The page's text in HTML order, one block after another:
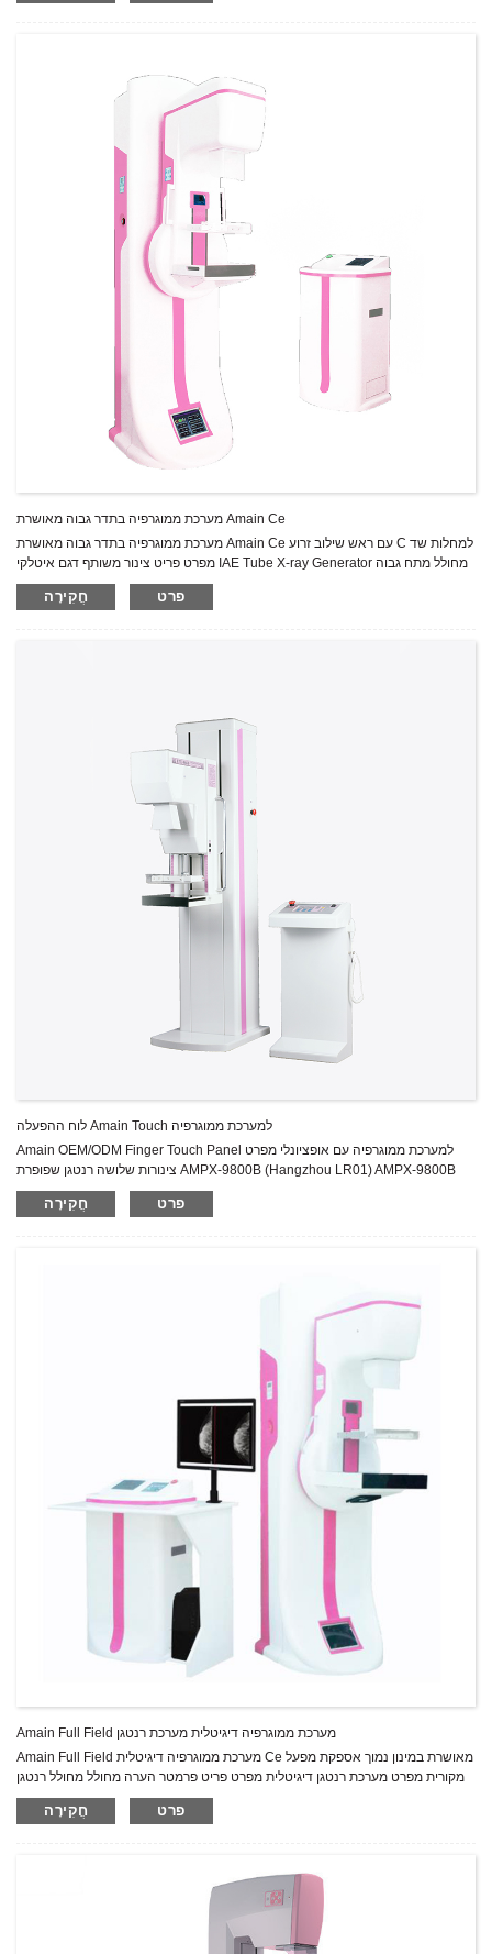
מערכת ממוגרפיה בתדר גבוה מאושרת Amain Ce
מערכת ממוגרפיה בתדר גבוה מאושרת Amain Ce עם ראש שילוב זרוע C למחלות שד
מפרט פריט צינור משותף דגם איטלקי IAE Tube X-ray Generator מחולל מתח גבוה
במצב מוצק שלם.סוג גנרטור: מהפך בתדר גבוה 80kHz הספק כניסה: חד פאזי
חֲקִירָה פרט
לוח ההפעלה Amain Touch למערכת ממוגרפיה
Amain OEM/ODM Finger Touch Panel למערכת ממוגרפיה עם אופציונלי מפרט
צינורות שלושה רנטגן שפופרת AMPX-9800B (Hangzhou LR01) AMPX-9800B
(שפופרת IAE C339V) דירוג פלט מחולל רנטגן 2kW 2kW הספק כניסה חד פאזי
חֲקִירָה פרט
Amain Full Field מערכת ממוגרפיה דיגיטלית מערכת רנטגן
Amain Full Field מערכת ממוגרפיה דיגיטלית Ce מאושרת במינון נמוך אספקת מפעל
מקורית מפרט מערכת רנטגן דיגיטלית מפרט פריט פרמטר הערה מחולל מחולל רנטגן
סוג: מהפך בתדר גבוה 80kHz הספק כניסה: חד פאזי 220VAC, 50/60Hz דירוג
רנטגן: מוקד גדול 20-35kV/10-510mAs נקודת מוקד קטנה 20-35kV/10-100mAsחֲקִירָה פרט